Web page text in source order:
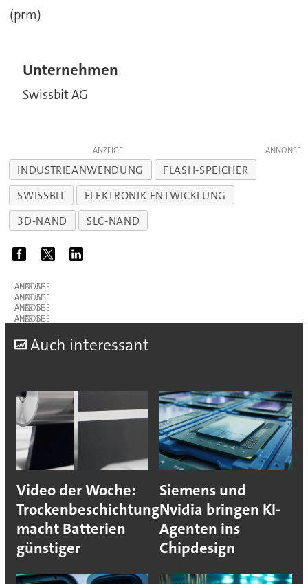
(prm)
Unternehmen
Swissbit AG
ANZEIGE
INDUSTRIEANWENDUNG
FLASH-SPEICHER
SWISSBIT
ELEKTRONIK-ENTWICKLUNG
3D-NAND
SLC-NAND
ANZEIGE
ANZEIGE
ANZEIGE
ANZEIGE
Auch interessant
Video der Woche:
Trockenbeschichtung
macht Batterien
günstiger
Siemens und
Nvidia bringen KI-
Agenten ins
Chipdesign